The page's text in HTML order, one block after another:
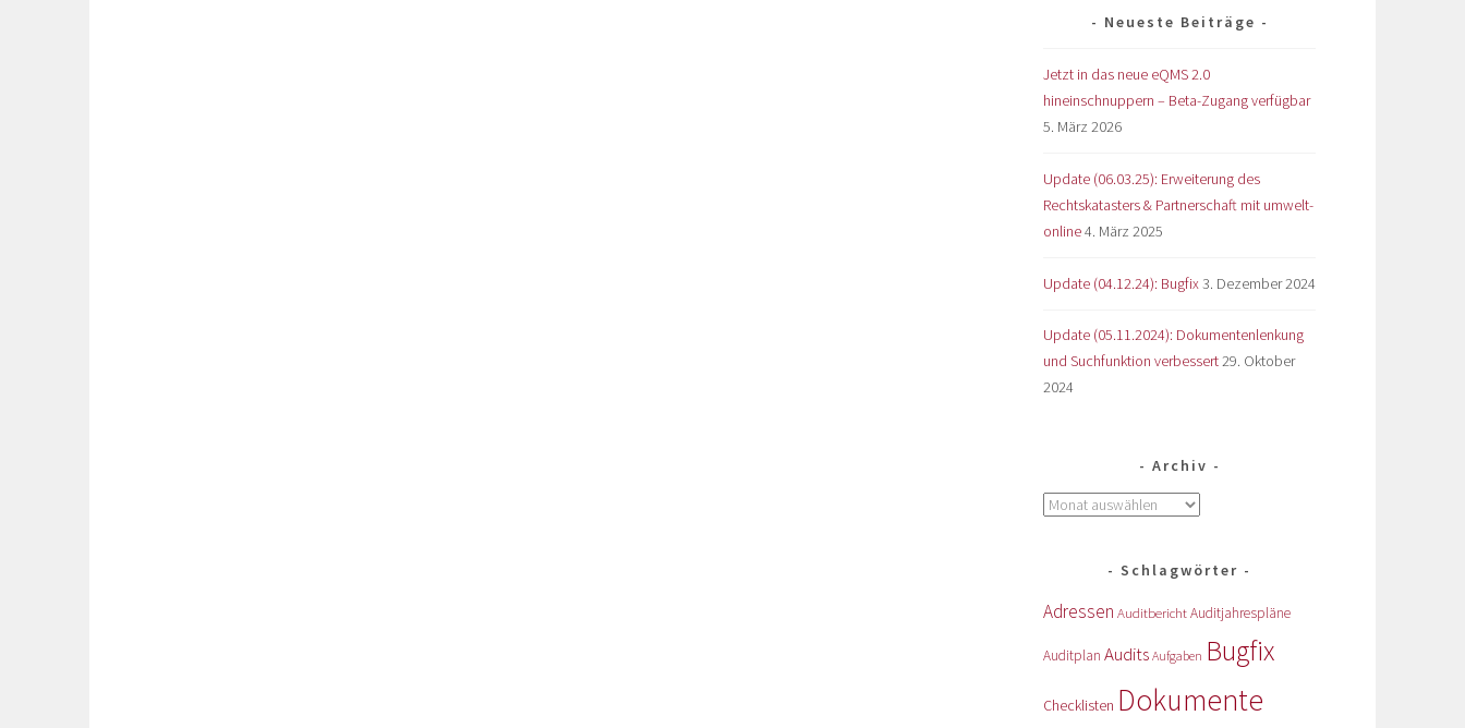
Neueste Beiträge
Jetzt in das neue eQMS 2.0
hineinschnuppern – Beta-Zugang verfügbar
5. März 2026
Update (06.03.25): Erweiterung des
Rechtskatasters & Partnerschaft mit umwelt-
online4. März 2025
Update (04.12.24): Bugfix 3. Dezember 2024
Update (05.11.2024): Dokumentenlenkung
und Suchfunktion verbessert29. Oktober
2024
Archiv
Schlagwörter
Adressen AuditberichtAuditjahrespläne
Auditplan Audits Aufgaben Bugfix
Checklisten Dokumente